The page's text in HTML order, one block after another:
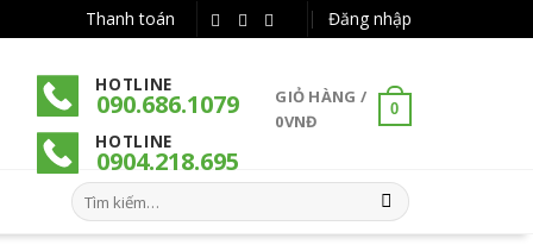
Thanh toán Đăng nhập
HOTLINE
090.686.1079
HOTLINE
0904.218.695
GIỎ HÀNG /
0VNĐ
0
Tìm
kiếm: